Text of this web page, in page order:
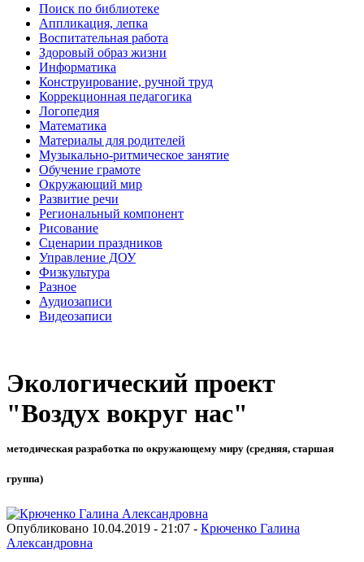
Поиск по библиотеке
Аппликация, лепка
Воспитательная работа
Здоровый образ жизни
Информатика
Конструирование, ручной труд
Коррекционная педагогика
Логопедия
Математика
Материалы для родителей
Музыкально-ритмическое занятие
Обучение грамоте
Окружающий мир
Развитие речи
Региональный компонент
Рисование
Сценарии праздников
Управление ДОУ
Физкультура
Разное
Аудиозаписи
Видеозаписи
Экологический проект
"Воздух вокруг нас"
методическая разработка по окружающему миру (средняя, старшая
группа)
Опубликовано 10.04.2019 - 21:07 - Крюченко Галина
Александровна